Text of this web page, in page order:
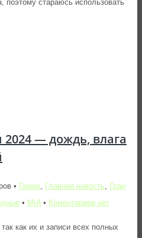
поэтому стараюсь использовать
— дождь, влага
• Гараж Главная новость
Гран
• MrA • Коментариев нет
как их и записи всех полных